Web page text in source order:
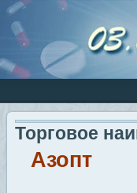
Торговое
Азопт